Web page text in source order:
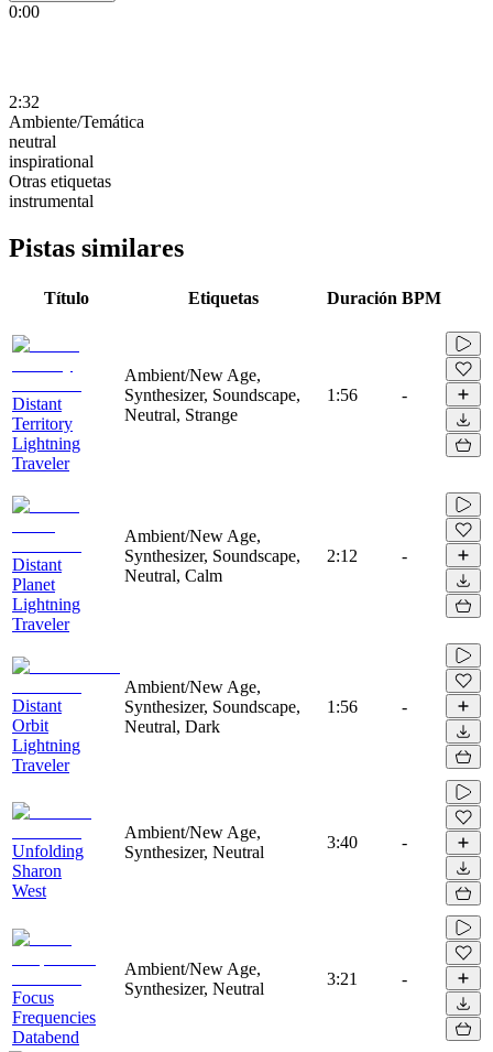
0:00
2:32
Ambiente/Temática
neutral
inspirational
Otras etiquetas
instrumental
Pistas similares
Título Etiquetas Duración BPM
Distant
Territory
Lightning
Traveler
Ambient/New Age,
Synthesizer, Soundscape,
Neutral, Strange
1:56 -
Distant
Planet
Lightning
Traveler
Ambient/New Age,
Synthesizer, Soundscape,
Neutral, Calm
2:12 -
Distant
Orbit
Lightning
Traveler
Ambient/New Age,
Synthesizer, Soundscape,
Neutral, Dark
1:56 -
Unfolding
Sharon
West
Ambient/New Age,
Synthesizer, Neutral
3:40 -
Focus
Frequencies
Databend
Ambient/New Age,
Synthesizer, Neutral
3:21 -